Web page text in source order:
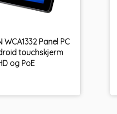
WCA1332 Panel PC
touchskjerm
og PoE